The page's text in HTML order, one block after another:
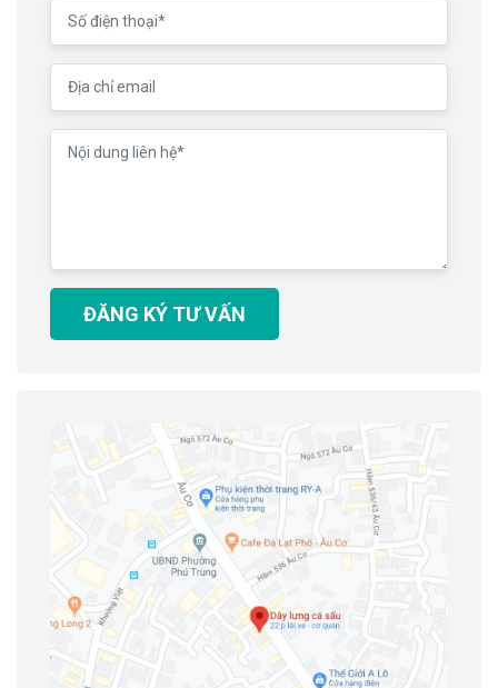
ĐĂNG KÝ TƯ VẤN